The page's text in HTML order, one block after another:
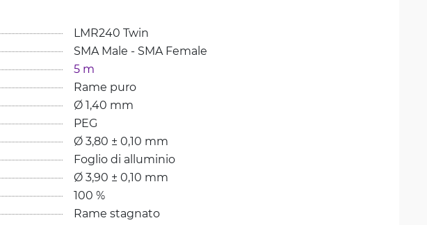
LMR240 Twin
SMA Male - SMA Female
5 m
Rame puro
Ø 1,40 mm
PEG
Ø 3,80 ± 0,10 mm
Foglio di alluminio
Ø 3,90 ± 0,10 mm
100 %
Rame stagnato